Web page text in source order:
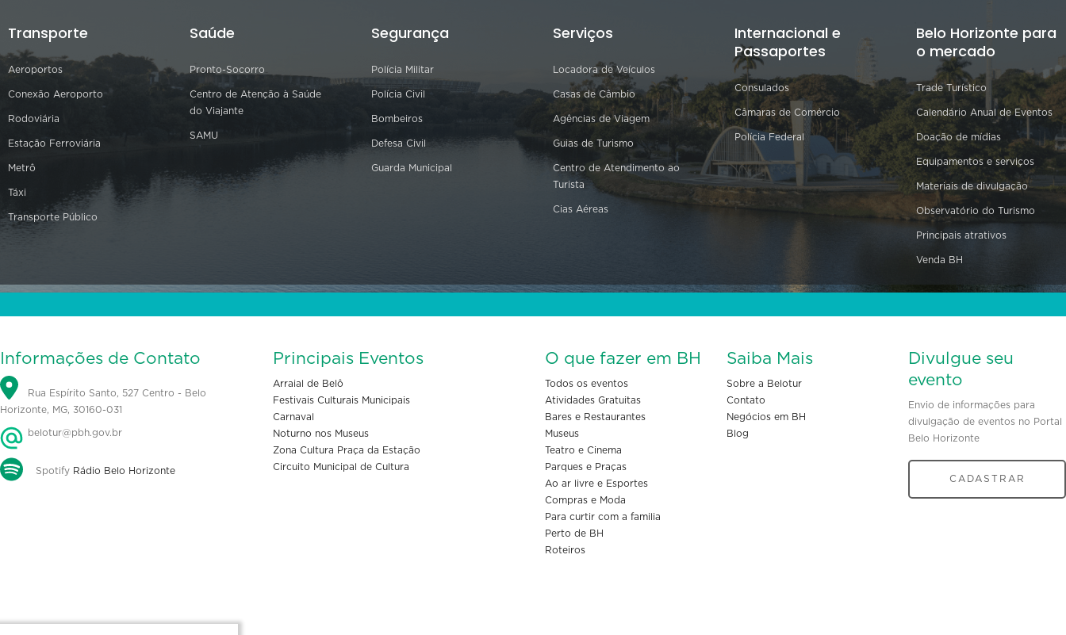
Transporte
Aeroportos
Conexão Aeroporto
Rodoviária
Estação Ferroviária
Metrô
Táxi
Transporte Público
Saúde
Pronto-Socorro
Centro de Atenção à Saúde
do Viajante
SAMU
Segurança
Polícia Militar
Polícia Civil
Bombeiros
Defesa Civil
Guarda Municipal
Serviços
Locadora de Veículos
Casas de Câmbio
Agências de Viagem
Guias de Turismo
Centro de Atendimento ao
Turista
Cias Aéreas
Internacional e
Passaportes
Consulados
Câmaras de Comércio
Polícia Federal
Belo Horizonte para
o mercado
Trade Turístico
Calendário Anual de Eventos
Doação de mídias
Equipamentos e serviços
Materiais de divulgação
Observatório do Turismo
Principais atrativos
Venda BH
Informações de Contato
Rua Espírito Santo, 527 Centro - Belo
Horizonte, MG, 30160-031
belotur@pbh.gov.br
Spotify Rádio Belo Horizonte
Principais Eventos
Arraial de Belô
Festivais Culturais Municipais
Carnaval
Noturno nos Museus
Zona Cultura Praça da Estação
Circuito Municipal de Cultura
O que fazer em BH
Todos os eventos
Atividades Gratuitas
Bares e Restaurantes
Museus
Teatro e Cinema
Parques e Praças
Ao ar livre e Esportes
Compras e Moda
Para curtir com a familia
Perto de BH
Roteiros
Saiba Mais
Sobre a Belotur
Contato
Negócios em BH
Blog
Divulgue seu
evento
Envio de informações para
divulgação de eventos no Portal
Belo Horizonte
CADASTRAR